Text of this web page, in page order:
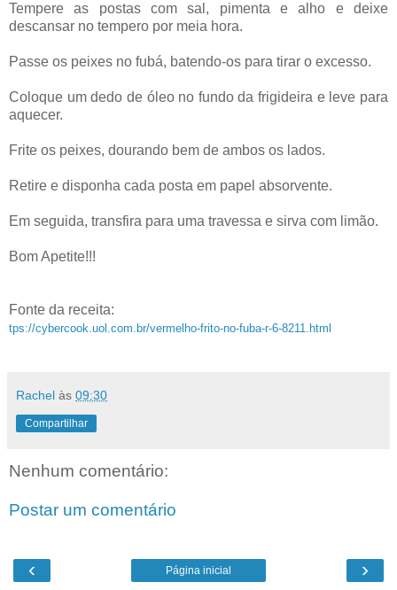
Tempere as postas com sal, pimenta e alho e deixe
descansar no tempero por meia hora.
Passe os peixes no fubá, batendo-os para tirar o excesso.
Coloque um dedo de óleo no fundo da frigideira e leve para
aquecer.
Frite os peixes, dourando bem de ambos os lados.
Retire e disponha cada posta em papel absorvente.
Em seguida, transfira para uma travessa e sirva com limão.
Bom Apetite!!!
Fonte da receita:
tps://cybercook.uol.com.br/vermelho-frito-no-fuba-r-6-8211.html
Rachel às 09:30
Compartilhar
Nenhum comentário:
Postar um comentário
‹ ›
Página inicial